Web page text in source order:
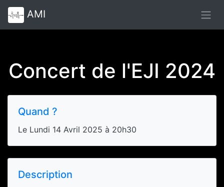
AMI
Concert de l'EJI 2024
Quand ?
Le Lundi 14 Avril 2025 à 20h30
Description